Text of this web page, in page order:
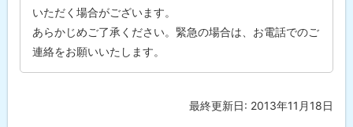
いただく場合がございます。
あらかじめご了承ください。緊急の場合は、お電話でのご
連絡をお願いいたします。
最終更新日: 2013年11月18日